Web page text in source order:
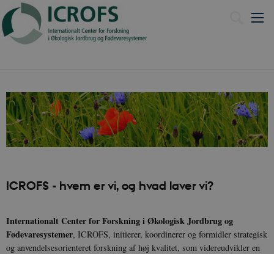
ICROFS - hvem er vi, og hvad laver vi?
Internationalt Center for Forskning i Økologisk Jordbrug og
Fødevaresystemer, ICROFS, initierer, koordinerer og formidler strategisk
og anvendelsesorienteret forskning af høj kvalitet, som videreudvikler en